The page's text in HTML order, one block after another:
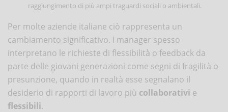
raggiungimento di più ampi traguardi sociali o ambientali.
Per molte aziende italiane ciò rappresenta un
cambiamento significativo. I manager spesso
interpretano le richieste di flessibilità o feedback da
parte delle giovani generazioni come segni di fragilità o
presunzione, quando in realtà esse segnalano il
desiderio di rapporti di lavoro più collaborativi e
flessibili.